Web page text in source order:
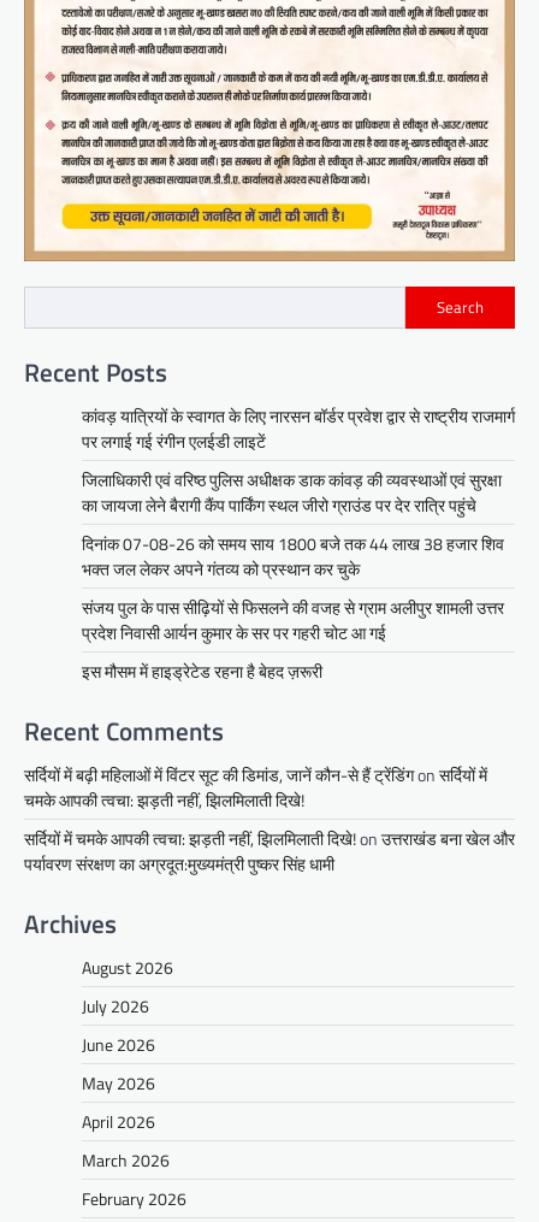
Search
Recent Posts
कांवड़ यात्रियों के स्वागत के लिए नारसन बॉर्डर प्रवेश द्वार से राष्ट्रीय राजमार्ग
पर लगाई गई रंगीन एलईडी लाइटें
जिलाधिकारी एवं वरिष्ठ पुलिस अधीक्षक डाक कांवड़ की व्यवस्थाओं एवं सुरक्षा
का जायजा लेने बैरागी कैंप पार्किंग स्थल जीरो ग्राउंड पर देर रात्रि पहुंचे
दिनांक 07-08-26 को समय साय 1800 बजे तक 44 लाख 38 हजार शिव
भक्त जल लेकर अपने गंतव्य को प्रस्थान कर चुके
संजय पुल के पास सीढ़ियों से फिसलने की वजह से ग्राम अलीपुर शामली उत्तर
प्रदेश निवासी आर्यन कुमार के सर पर गहरी चोट आ गई
इस मौसम में हाइड्रेटेड रहना है बेहद ज़रूरी
Recent Comments
सर्दियों में बढ़ी महिलाओं में विंटर सूट की डिमांड, जानें कौन-से हैं ट्रेंडिंगonसर्दियों में
चमके आपकी त्वचा: झड़ती नहीं, झिलमिलाती दिखे!
सर्दियों में चमके आपकी त्वचा: झड़ती नहीं, झिलमिलाती दिखे!onउत्तराखंड बना खेल और
पर्यावरण संरक्षण का अग्रदूत:मुख्यमंत्री पुष्कर सिंह धामी
Archives
August 2026
July 2026
June 2026
May 2026
April 2026
March 2026
February 2026